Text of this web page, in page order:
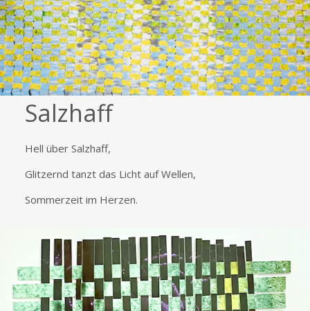
Salzhaff
Hell über Salzhaff,
Glitzernd tanzt das Licht auf Wellen,
Sommerzeit im Herzen.